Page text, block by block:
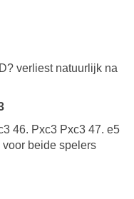
verliest natuurlijk na
46. Pxc3 Pxc3 47. e5
voor beide spelers